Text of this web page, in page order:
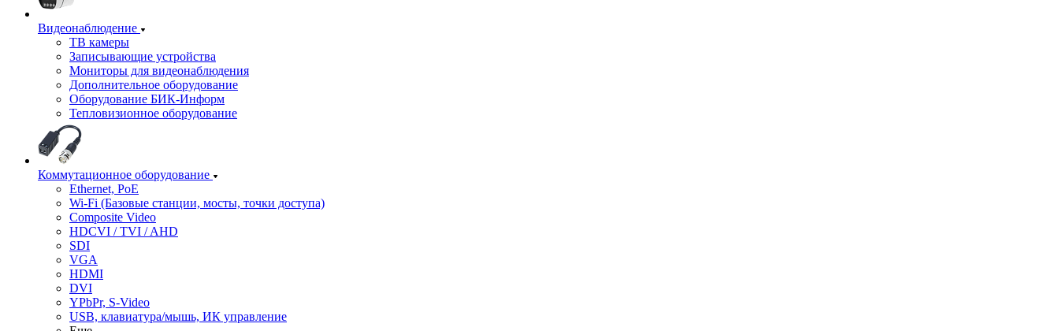
Видеонаблюдение
ТВ камеры
Записывающие устройства
Мониторы для видеонаблюдения
Дополнительное оборудование
Оборудование БИК-Информ
Тепловизионное оборудование
Коммутационное оборудование
Ethernet, PoE
Wi-Fi (Базовые станции, мосты, точки доступа)
Composite Video
HDCVI / TVI / AHD
SDI
VGA
HDMI
DVI
YPbPr, S-Video
USB, клавиатура/мышь, ИК управление